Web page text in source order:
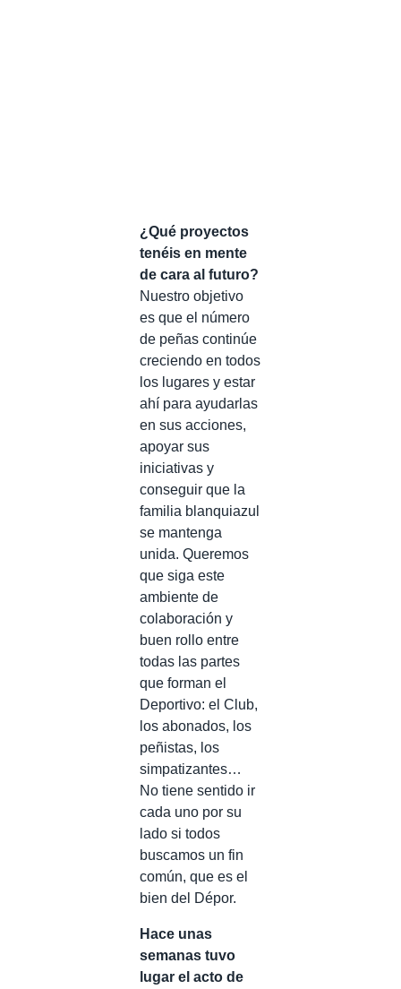
¿Qué proyectos
tenéis en mente
de cara al futuro?
Nuestro objetivo
es que el número
de peñas continúe
creciendo en todos
los lugares y estar
ahí para ayudarlas
en sus acciones,
apoyar sus
iniciativas y
conseguir que la
familia blanquiazul
se mantenga
unida. Queremos
que siga este
ambiente de
colaboración y
buen rollo entre
todas las partes
que forman el
Deportivo: el Club,
los abonados, los
peñistas, los
simpatizantes…
No tiene sentido ir
cada uno por su
lado si todos
buscamos un fin
común, que es el
bien del Dépor.
Hace unas
semanas tuvo
lugar el acto de